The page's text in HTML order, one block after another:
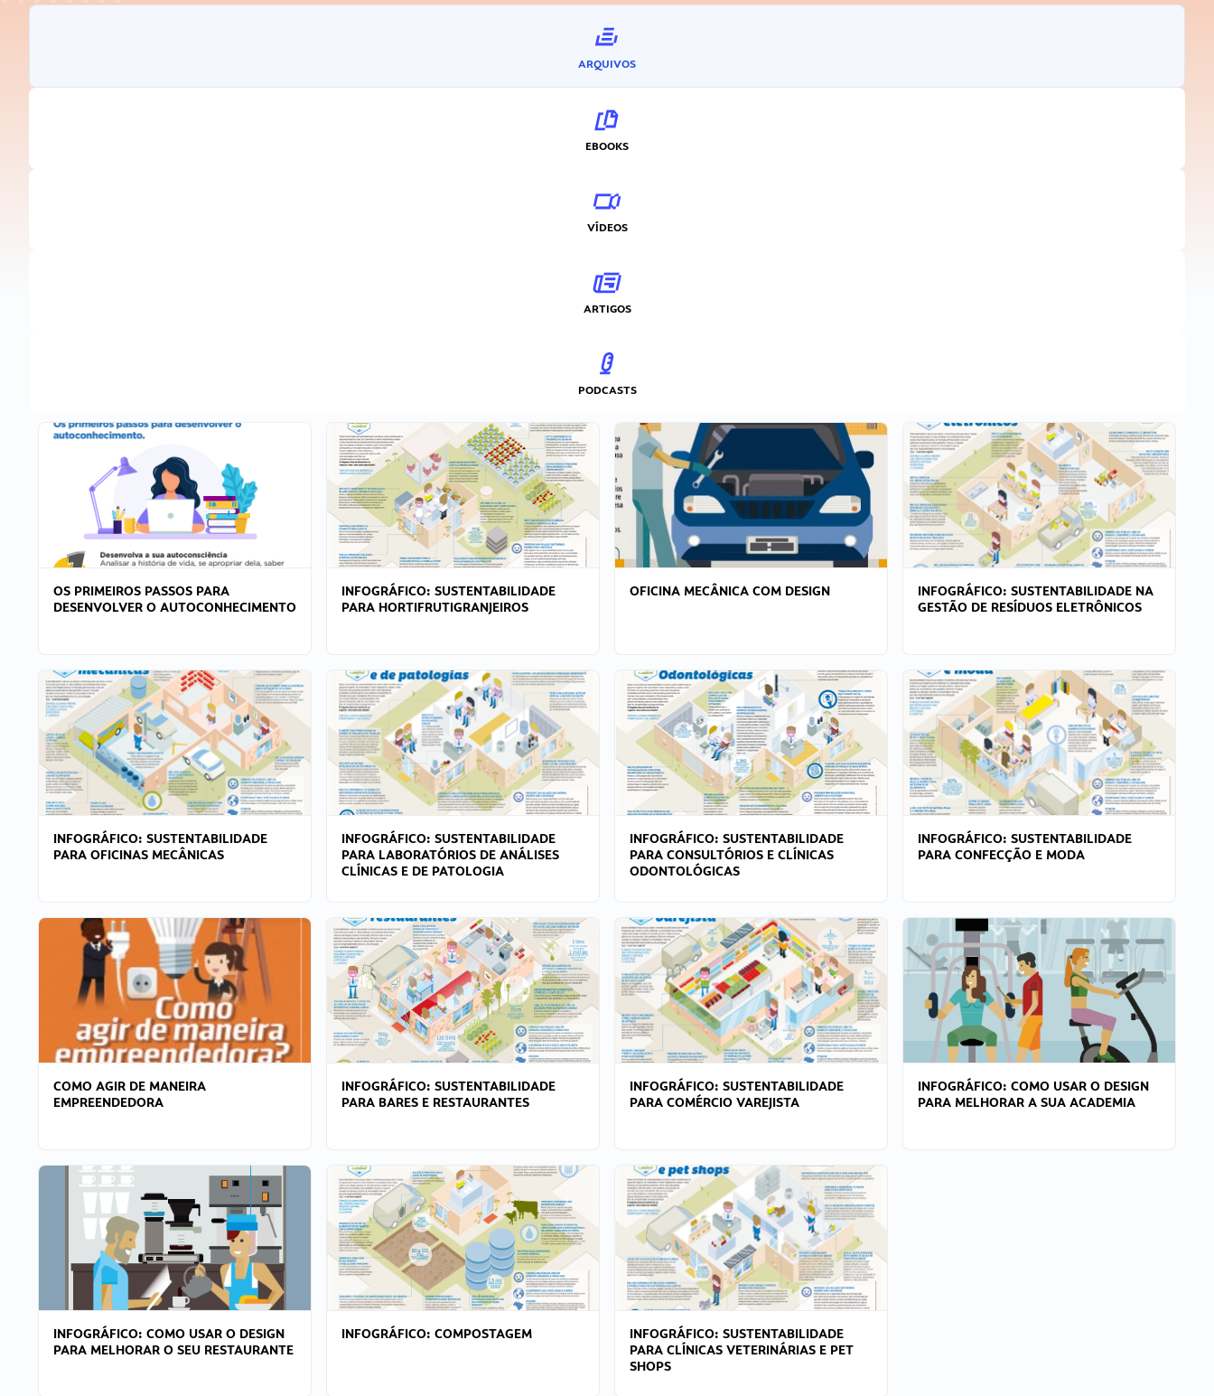
ARQUIVOS
EBOOKS
VÍDEOS
ARTIGOS
PODCASTS
OS PRIMEIROS PASSOS PARA
DESENVOLVER O AUTOCONHECIMENTO
INFOGRÁFICO: SUSTENTABILIDADE
PARA HORTIFRUTIGRANJEIROS
OFICINA MECÂNICA COM DESIGN
INFOGRÁFICO: SUSTENTABILIDADE NA
GESTÃO DE RESÍDUOS ELETRÔNICOS
INFOGRÁFICO: SUSTENTABILIDADE
PARA OFICINAS MECÂNICAS
INFOGRÁFICO: SUSTENTABILIDADE
PARA LABORATÓRIOS DE ANÁLISES
CLÍNICAS E DE PATOLOGIA
INFOGRÁFICO: SUSTENTABILIDADE
PARA CONSULTÓRIOS E CLÍNICAS
ODONTOLÓGICAS
INFOGRÁFICO: SUSTENTABILIDADE
PARA CONFECÇÃO E MODA
COMO AGIR DE MANEIRA
EMPREENDEDORA
INFOGRÁFICO: SUSTENTABILIDADE
PARA BARES E RESTAURANTES
INFOGRÁFICO: SUSTENTABILIDADE
PARA COMÉRCIO VAREJISTA
INFOGRÁFICO: COMO USAR O DESIGN
PARA MELHORAR A SUA ACADEMIA
INFOGRÁFICO: COMO USAR O DESIGN
PARA MELHORAR O SEU RESTAURANTE
INFOGRÁFICO: COMPOSTAGEM
INFOGRÁFICO: SUSTENTABILIDADE
PARA CLÍNICAS VETERINÁRIAS E PET
SHOPS